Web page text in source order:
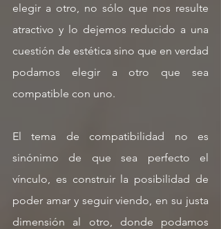
elegir a otro, no sólo que nos resulte
atractivo y lo dejemos reducido a una
cuestión de estética sino que en verdad
podamos elegir a otro que sea
compatible con uno.
El tema de compatibilidad no es
sinónimo de que sea perfecto el
vínculo, es construir la posibilidad de
poder amar y seguir viendo, en su justa
dimensión al otro, donde podamos